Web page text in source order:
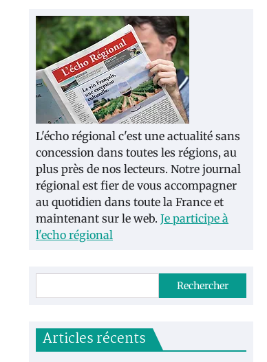
L'écho régional c'est une actualité sans
concession dans toutes les régions, au
plus près de nos lecteurs. Notre journal
régional est fier de vous accompagner
au quotidien dans toute la France et
maintenant sur le web. Je participe à
l'echo régional
Rechercher
Articles récents